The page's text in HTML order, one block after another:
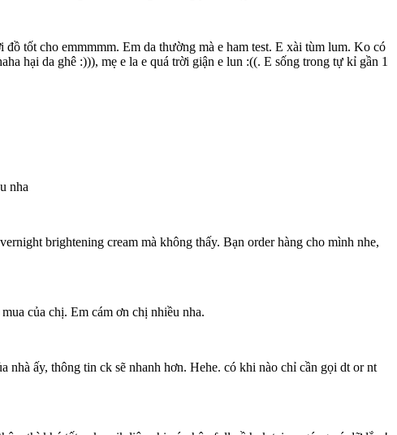
tốt cho emmmmm. Em da thường mà e ham test. E xài tùm lum. Ko có
hại da ghê :))), mẹ e la e quá trời giận e lun :((. E sống trong tự kỉ gần 1
nha
brightening cream mà không thấy. Bạn order hàng cho mình nhe,
của chị. Em cám ơn chị nhiều nha.
ấy, thông tin ck sẽ nhanh hơn. Hehe. có khi nào chỉ cần gọi dt or nt